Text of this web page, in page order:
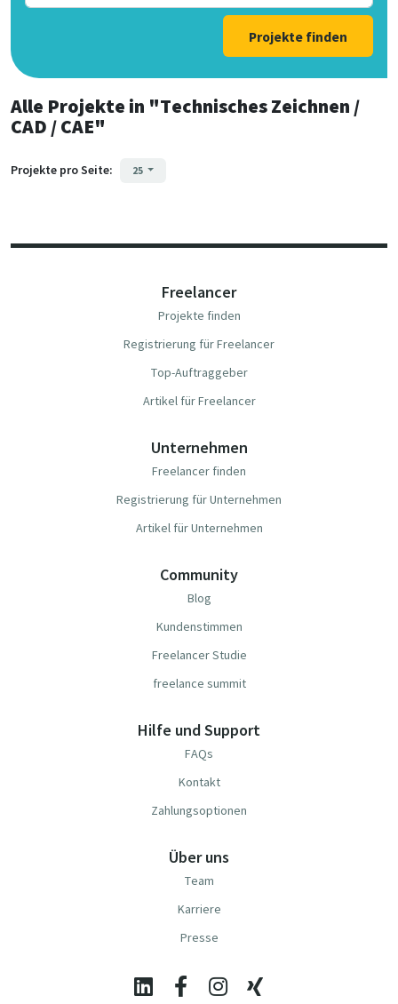
Projekte finden
Alle Projekte in "Technisches Zeichnen /
CAD / CAE"
Projekte pro Seite: 25
Freelancer
Projekte finden
Registrierung für Freelancer
Top-Auftraggeber
Artikel für Freelancer
Unternehmen
Freelancer finden
Registrierung für Unternehmen
Artikel für Unternehmen
Community
Blog
Kundenstimmen
Freelancer Studie
freelance summit
Hilfe und Support
FAQs
Kontakt
Zahlungsoptionen
Über uns
Team
Karriere
Presse